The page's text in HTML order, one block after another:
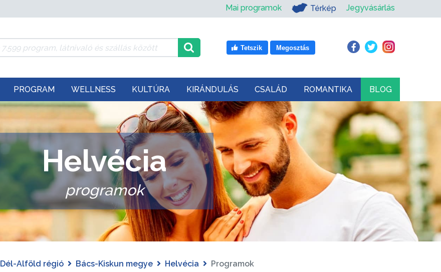
Mai programok Térkép Jegyvásárlás
Tetszik Megosztás
PROGRAM WELLNESS KULTÚRA KIRÁNDULÁS CSALÁD ROMANTIKA BLOG
Helvécia
programok
Dél-Alföld régió Bács-Kiskun megye Helvécia Programok